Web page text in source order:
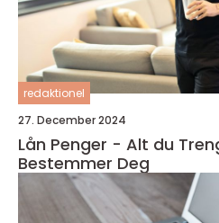
redaktionel
27. December 2024
Lån Penger - Alt du
Bestemmer Deg